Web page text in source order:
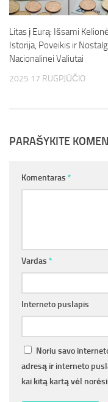
Litas į Eurą: Išsami
Istorija, Poveikis ir
Nacionalinei Valiutai
2025 17 RUGPJŪČIO
PARAŠYKITE
Komentaras *
Vardas *
Interneto puslapis
Noriu savo
adresą ir interneto
kai kitą kartą vėl